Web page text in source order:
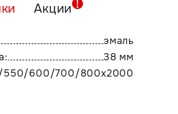
Акции
эмаль
38 мм
600/700/800х2000